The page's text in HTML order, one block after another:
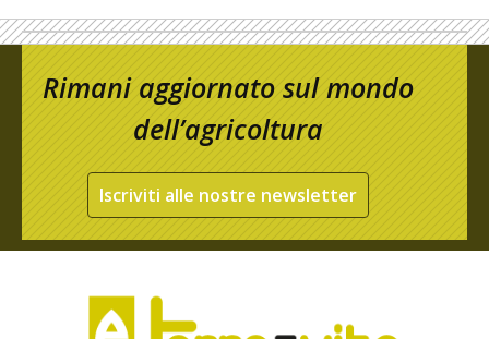
Rimani aggiornato sul mondo
dell’agricoltura
Iscriviti alle nostre newsletter